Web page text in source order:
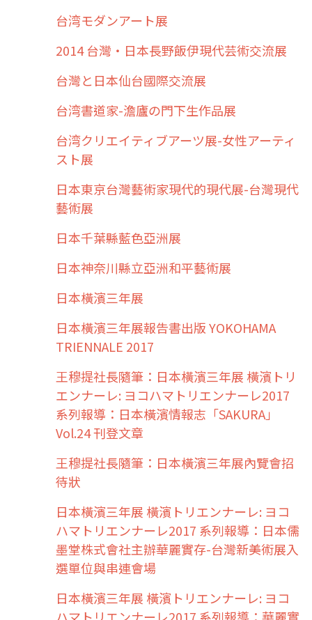
台湾モダンアート展
2014 台灣・日本長野飯伊現代芸術交流展
台灣と日本仙台國際交流展
台湾書道家-澹廬の門下生作品展
台湾クリエイティブアーツ展-女性アーティ
スト展
日本東京台灣藝術家現代的現代展-台灣現代
藝術展
日本千葉縣藍色亞洲展
日本神奈川縣立亞洲和平藝術展
日本橫濱三年展
日本橫濱三年展報告書出版 YOKOHAMA
TRIENNALE 2017
王穆提社長隨筆：日本橫濱三年展 橫濱トリ
エンナーレ: ヨコハマトリエンナーレ2017
系列報導：日本橫濱情報志「SAKURA」
Vol.24 刊登文章
王穆提社長隨筆：日本橫濱三年展內覽會招
待狀
日本橫濱三年展 橫濱トリエンナーレ: ヨコ
ハマトリエンナーレ2017 系列報導：日本儒
墨堂株式會社主辦華麗實存-台灣新美術展入
選單位與串連會場
日本橫濱三年展 橫濱トリエンナーレ: ヨコ
ハマトリエンナーレ2017 系列報導：華麗實